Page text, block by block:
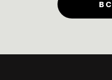
понедельник